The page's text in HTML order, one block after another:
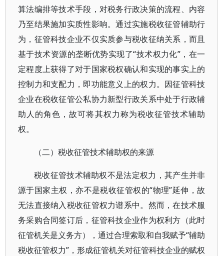
算法编排等技术手段，对税务行政决策的流程、内容
乃至结果施加实质性影响。通过实施税收征管辅助行
为，征管科技企业不仅实质参与税收征纳关系，而且
基于技术资源的垄断优势实现了“技术权力化”，在一
定程度上获得了对于国家税权确认和实现的事实上的
控制力和支配力，即功能意义上的权力。因征管科技
企业在税收征管公私协力新型行政关系中处于行政辅
助人的角色，故可将其权力称为税收征管技术辅助
权。
（二）税收征管技术辅助权的来源
税收征管技术辅助权不是法定权力，其产生并非
源于国家主权，亦不是税收征管权的“物理”延伸，故
无法直接纳入税收征管权力谱系中。然而，在技术服
务采购合同签订后，征管科技企业作为权利方（此时
征管机关是义务方），通过合理索取和自我赋予“辅助
税收征管权力”，形成征管机关对征管科技企业的赋权